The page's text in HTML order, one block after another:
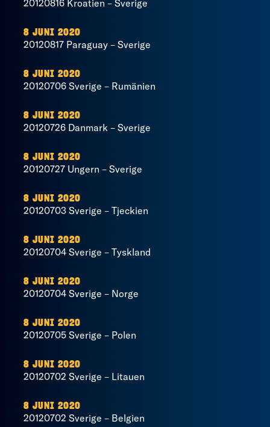
20120816 Kroatien – Sverige
8 JUNI 2020
20120817 Paraguay – Sverige
8 JUNI 2020
20120706 Sverige – Rumänien
8 JUNI 2020
20120726 Danmark – Sverige
8 JUNI 2020
20120727 Ungern – Sverige
8 JUNI 2020
20120703 Sverige – Tjeckien
8 JUNI 2020
20120704 Sverige – Tyskland
8 JUNI 2020
20120704 Sverige – Norge
8 JUNI 2020
20120705 Sverige – Polen
8 JUNI 2020
20120702 Sverige – Litauen
8 JUNI 2020
20120702 Sverige – Belgien